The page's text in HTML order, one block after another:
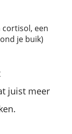
cortisol, een
je buik)
juist meer